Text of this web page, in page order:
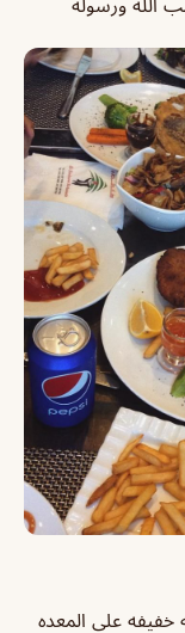
الله ورسوله
خفيفه على المعده